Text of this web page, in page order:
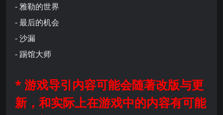
- 雅勒的世界
- 最后的机会
- 沙漏
- 踢馆大师
* 游戏导引内容可能会随著改版与更
新，和实际上在游戏中的内容有可能